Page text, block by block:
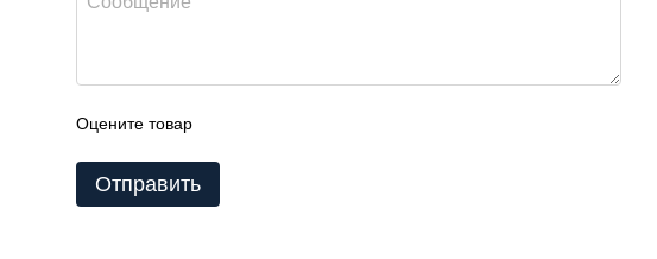
Оцените товар
Отправить